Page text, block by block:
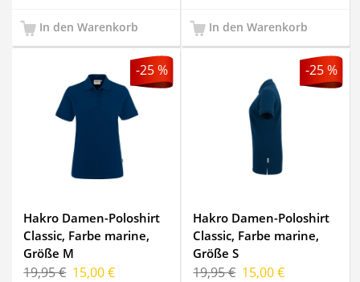
In den Warenkorb In den Warenkorb
-25 %
Hakro Damen-Poloshirt
Classic, Farbe marine,
Größe M
19,95 € 15,00 €
-25 %
Hakro Damen-Poloshirt
Classic, Farbe marine,
Größe S
19,95 € 15,00 €